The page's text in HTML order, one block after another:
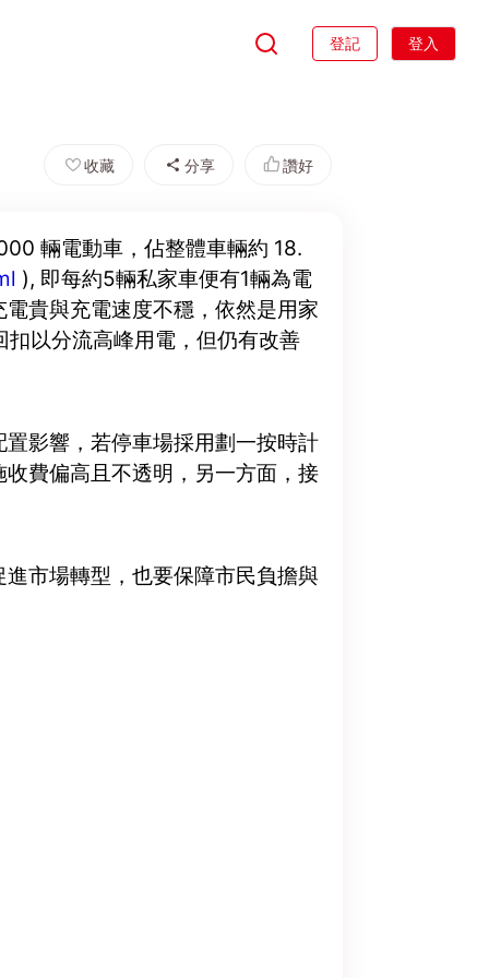
登記 登入
收藏 分享 讚好
輛電動車，佔整體車輛約 18.
), 即每約5輛私家車便有1輛為電
貴與充電速度不穩，依然是用家
以分流高峰用電，但仍有改善
影響，若停車場採用劃一按時計
費偏高且不透明，另一方面，接
市場轉型，也要保障市民負擔與